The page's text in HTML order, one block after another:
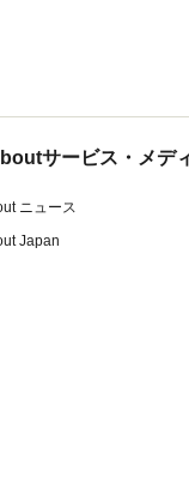
サービス・メデ
ニュース
Japan